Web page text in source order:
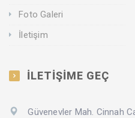
Foto Galeri
İletişim
İLETİŞİME GEÇ
Güvenevler Mah. Cinnah